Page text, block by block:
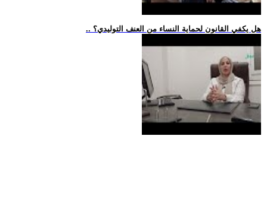
.. هل يكفي القانون لحماية النساء من العنف التوليدي؟